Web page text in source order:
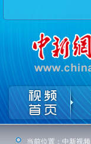
当前位置： 中新视频